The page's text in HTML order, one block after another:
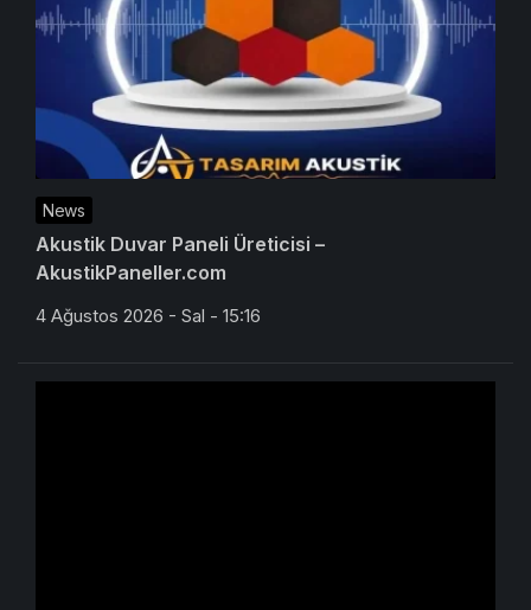
News
Akustik Duvar Paneli Üreticisi –
AkustikPaneller.com
4 Ağustos 2026 - Sal - 15:16